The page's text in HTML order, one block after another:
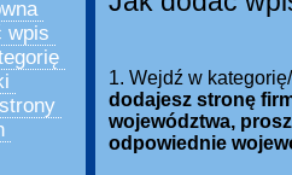
wpis
1. Wejdź w
dodajesz stronę
województwa,
odpowiednie